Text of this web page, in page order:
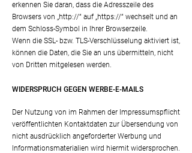
erkennen Sie daran, dass die Adresszeile des
Browsers von „http://“ auf „https://“ wechselt und an
dem Schloss-Symbol in Ihrer Browserzeile.
Wenn die SSL- bzw. TLS-Verschlüsselung aktiviert ist,
können die Daten, die Sie an uns übermitteln, nicht
von Dritten mitgelesen werden.
WIDERSPRUCH GEGEN WERBE-E-MAILS
Der Nutzung von im Rahmen der Impressumspflicht
veröffentlichten Kontaktdaten zur Übersendung von
nicht ausdrücklich angeforderter Werbung und
Informationsmaterialien wird hiermit widersprochen.